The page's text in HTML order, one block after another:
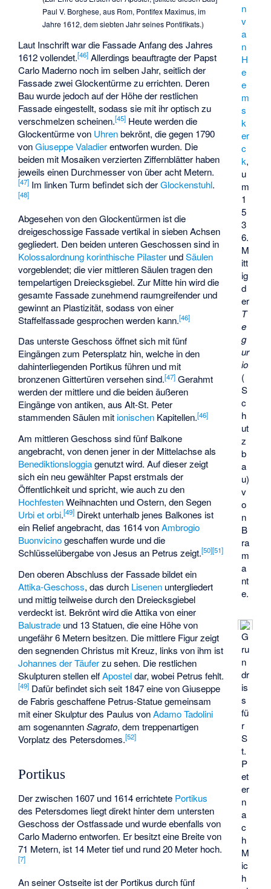
n
v
a
n
H
e
e
m
s
k
er
c
k,
u
m
1
5
3
6.
M
itt
ig
d
er
T
e
g
ur
io
(
S
c
h
ut
z
b
a
u)
v
o
n
B
ra
m
a
nt
e.
G
ru
n
dr
is
s
fü
r
S
t.
P
et
er
n
a
c
h
M
ic
h
Paul V. Borghese, aus Rom, Pontifex Maximus, im
Jahre 1612, dem siebten Jahr seines Pontifikats.)
Laut Inschrift war die Fassade Anfang des Jahres
1612 vollendet.[46] Allerdings beauftragte der Papst
Carlo Maderno noch im selben Jahr, seitlich der
Fassade zwei Glockentürme zu errichten. Deren
Bau wurde jedoch auf der Höhe der restlichen
Fassade eingestellt, sodass sie mit ihr optisch zu
verschmelzen scheinen.[45] Heute werden die
Glockentürme von Uhrenbekrönt, die gegen 1790
vonGiuseppe Valadierentworfen wurden. Die
beiden mit Mosaiken verzierten Ziffernblätter haben
jeweils einen Durchmesser von über acht Metern.
[47] Im linken Turm befindet sich derGlockenstuhl.
[48]
Abgesehen von den Glockentürmen ist die
dreigeschossige Fassade vertikal in sieben Achsen
gegliedert. Den beiden unteren Geschossen sind in
Kolossalordnung korinthische Pilaster undSäulen
vorgeblendet; die vier mittleren Säulen tragen den
tempelartigen Dreiecksgiebel. Zur Mitte hin wird die
gesamte Fassade zunehmend raumgreifender und
gewinnt an Plastizität, sodass von einer
Staffelfassade gesprochen werden kann.[46]
Das unterste Geschoss öffnet sich mit fünf
Eingängen zum Petersplatz hin, welche in den
dahinterliegenden Portikus führen und mit
bronzenen Gittertüren versehen sind.[47] Gerahmt
werden der mittlere und die beiden äußeren
Eingänge von antiken, aus Alt-St. Peter
stammenden Säulen mit ionischen Kapitellen.[46]
Am mittleren Geschoss sind fünf Balkone
angebracht, von denen jener in der Mittelachse als
Benediktionsloggiagenutzt wird. Auf dieser zeigt
sich ein neu gewählter Papst erstmals der
Öffentlichkeit und spricht, wie auch zu den
HochfestenWeihnachten und Ostern, den Segen
Urbi et orbi.[49] Direkt unterhalb jenes Balkones ist
ein Relief angebracht, das 1614 vonAmbrogio
Buonvicinogeschaffen wurde und die
Schlüsselübergabe von Jesus an Petrus zeigt.[50][51]
Den oberen Abschluss der Fassade bildet ein
Attika-Geschoss, das durch Lisenen untergliedert
und mittig teilweise durch den Dreiecksgiebel
verdeckt ist. Bekrönt wird die Attika von einer
Balustrade und 13 Statuen, die eine Höhe von
ungefähr 6 Metern besitzen. Die mittlere Figur zeigt
den segnenden Christus mit Kreuz, links von ihm ist
Johannes der Täuferzu sehen. Die restlichen
Skulpturen stellen elfAposteldar, wobei Petrus fehlt.
[49] Dafür befindet sich seit 1847 eine vonGiuseppe
de Fabris geschaffene Petrus-Statue gemeinsam
mit einer Skulptur des Paulus vonAdamo Tadolini
am sogenanntenSagrato, dem treppenartigen
Vorplatz des Petersdomes.[52]
Portikus
Der zwischen 1607 und 1614 errichtete Portikus
des Petersdomes liegt direkt hinter dem untersten
Geschoss der Ostfassade und wurde ebenfalls von
Carlo Maderno entworfen. Er besitzt eine Breite von
71 Metern, ist 14 Meter tief und rund 20 Meter hoch.
[7]
An seiner Ostseite ist der Portikus durch fünf